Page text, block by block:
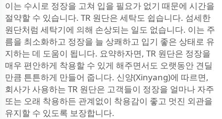
이는 수시로 정장을 고쳐 입을 필요가 없기 때문에 시간을
절약할 수 있습니다. TR 원단은 세탁도 쉽습니다. 섬세한
원단처럼 세탁기에 의해 손상되는 일도 없습니다. 이는 주
름을 최소화하고 정장을 늘 상쾌하고 입기 좋은 상태로 유
지하는 데 도움이 됩니다. 요약하자면, TR 원단은 정장을
매우 편안하게 착용할 수 있게 해주면서도 오랫동안 견딜
만큼 튼튼하게 만들어 줍니다. 신양(Xinyang)에 따르면,
회사가 사용하는 TR 원단은 고객들이 정장을 얼마나 자주
또는 오래 착용하든 관계없이 착용감이 좋고 멋진 외관을
유지할 수 있도록 보장합니다.